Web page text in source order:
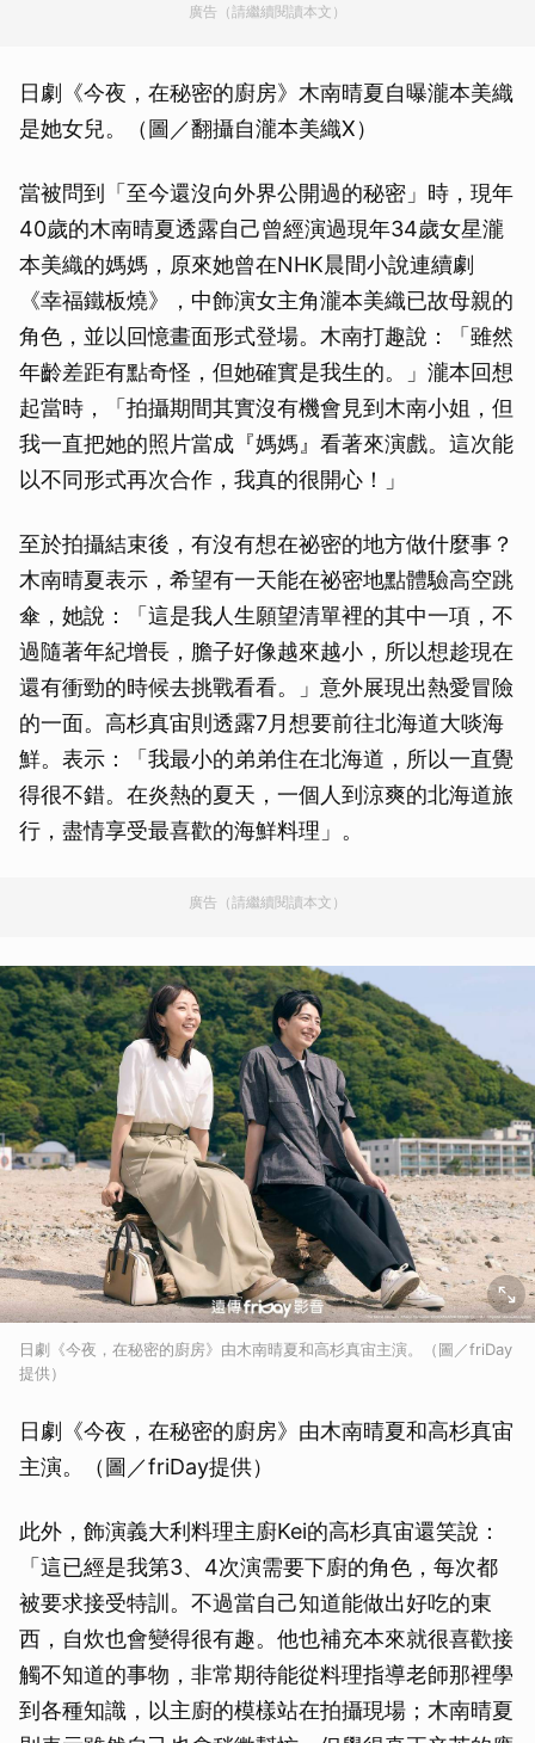
廣告（請繼續閱讀本文）
日劇《今夜，在秘密的廚房》木南晴夏自曝瀧本美織
是她女兒。（圖／翻攝自瀧本美織X）
當被問到「至今還沒向外界公開過的秘密」時，現年
40歲的木南晴夏透露自己曾經演過現年34歲女星瀧
本美織的媽媽，原來她曾在NHK晨間小說連續劇
《幸福鐵板燒》，中飾演女主角瀧本美織已故母親的
角色，並以回憶畫面形式登場。木南打趣說：「雖然
年齡差距有點奇怪，但她確實是我生的。」瀧本回想
起當時，「拍攝期間其實沒有機會見到木南小姐，但
我一直把她的照片當成『媽媽』看著來演戲。這次能
以不同形式再次合作，我真的很開心！」
至於拍攝結束後，有沒有想在祕密的地方做什麼事？
木南晴夏表示，希望有一天能在祕密地點體驗高空跳
傘，她說：「這是我人生願望清單裡的其中一項，不
過隨著年紀增長，膽子好像越來越小，所以想趁現在
還有衝勁的時候去挑戰看看。」意外展現出熱愛冒險
的一面。高杉真宙則透露7月想要前往北海道大啖海
鮮。表示：「我最小的弟弟住在北海道，所以一直覺
得很不錯。在炎熱的夏天，一個人到涼爽的北海道旅
行，盡情享受最喜歡的海鮮料理」。
廣告（請繼續閱讀本文）
日劇《今夜，在秘密的廚房》由木南晴夏和高杉真宙主演。（圖／friDay
提供）
日劇《今夜，在秘密的廚房》由木南晴夏和高杉真宙
主演。（圖／friDay提供）
此外，飾演義大利料理主廚Kei的高杉真宙還笑說：
「這已經是我第3、4次演需要下廚的角色，每次都
被要求接受特訓。不過當自己知道能做出好吃的東
西，自炊也會變得很有趣。他也補充本來就很喜歡接
觸不知道的事物，非常期待能從料理指導老師那裡學
到各種知識，以主廚的模樣站在拍攝現場；木南晴夏